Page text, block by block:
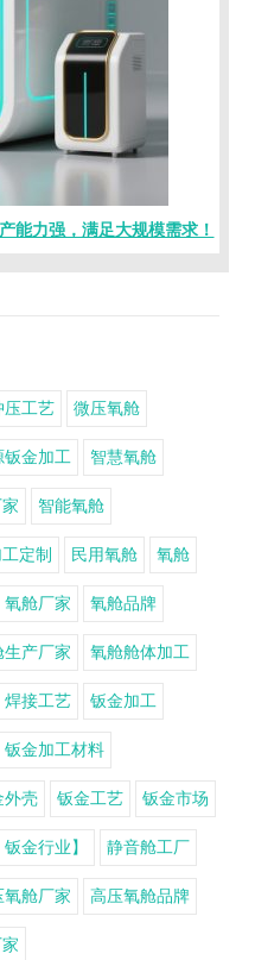
能力强，满足大规模需求！
压工艺 微压氧舱
钣金加工 智慧氧舱
智能氧舱
定制 民用氧舱 氧舱
氧舱厂家 氧舱品牌
生产厂家 氧舱舱体加工
焊接工艺 钣金加工
钣金加工材料
外壳 钣金工艺 钣金市场
钣金行业】 静音舱工厂
氧舱厂家 高压氧舱品牌